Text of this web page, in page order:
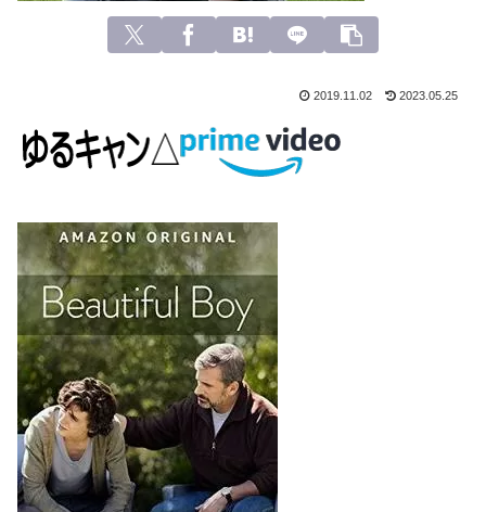
2019.11.02 2023.05.25